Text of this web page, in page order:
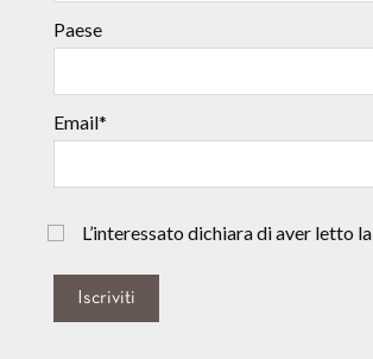
Paese
Email*
L’interessato dichiara di aver letto la
Iscriviti